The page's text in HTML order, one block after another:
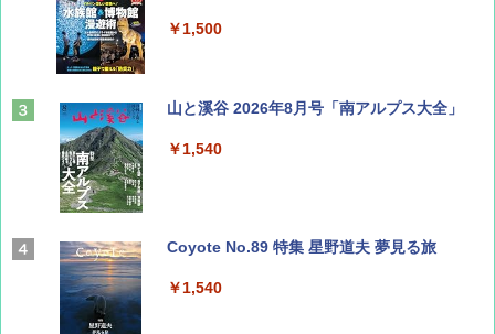
￥1,500
山と溪谷 2026年8月号「南アルプス大全」
￥1,540
Coyote No.89 特集 星野道夫 夢見る旅
￥1,540